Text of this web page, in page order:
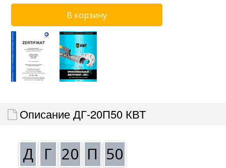
Описание ДГ-20П50 КВТ
Д Г 20 П 50